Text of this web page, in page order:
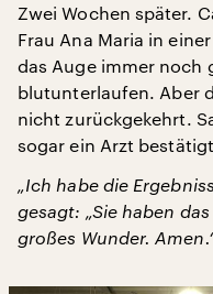
Zwei Wochen später.
Frau Ana Maria in
das Auge immer noch
blutunterlaufen. Aber
nicht zurückgekehrt.
sogar ein Arzt
„Ich habe die
gesagt: „Sie haben
großes Wunder.